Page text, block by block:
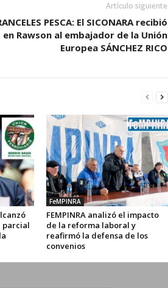
Artículo siguiente
PESCA: El SICONARA recibió
en Rawson al embajador de la Unión
Europea SÁNCHEZ RICO
parcial
FeMPINRA
FEMPINRA analizó el impacto
de la reforma laboral y
reafirmó la defensa de los
convenios